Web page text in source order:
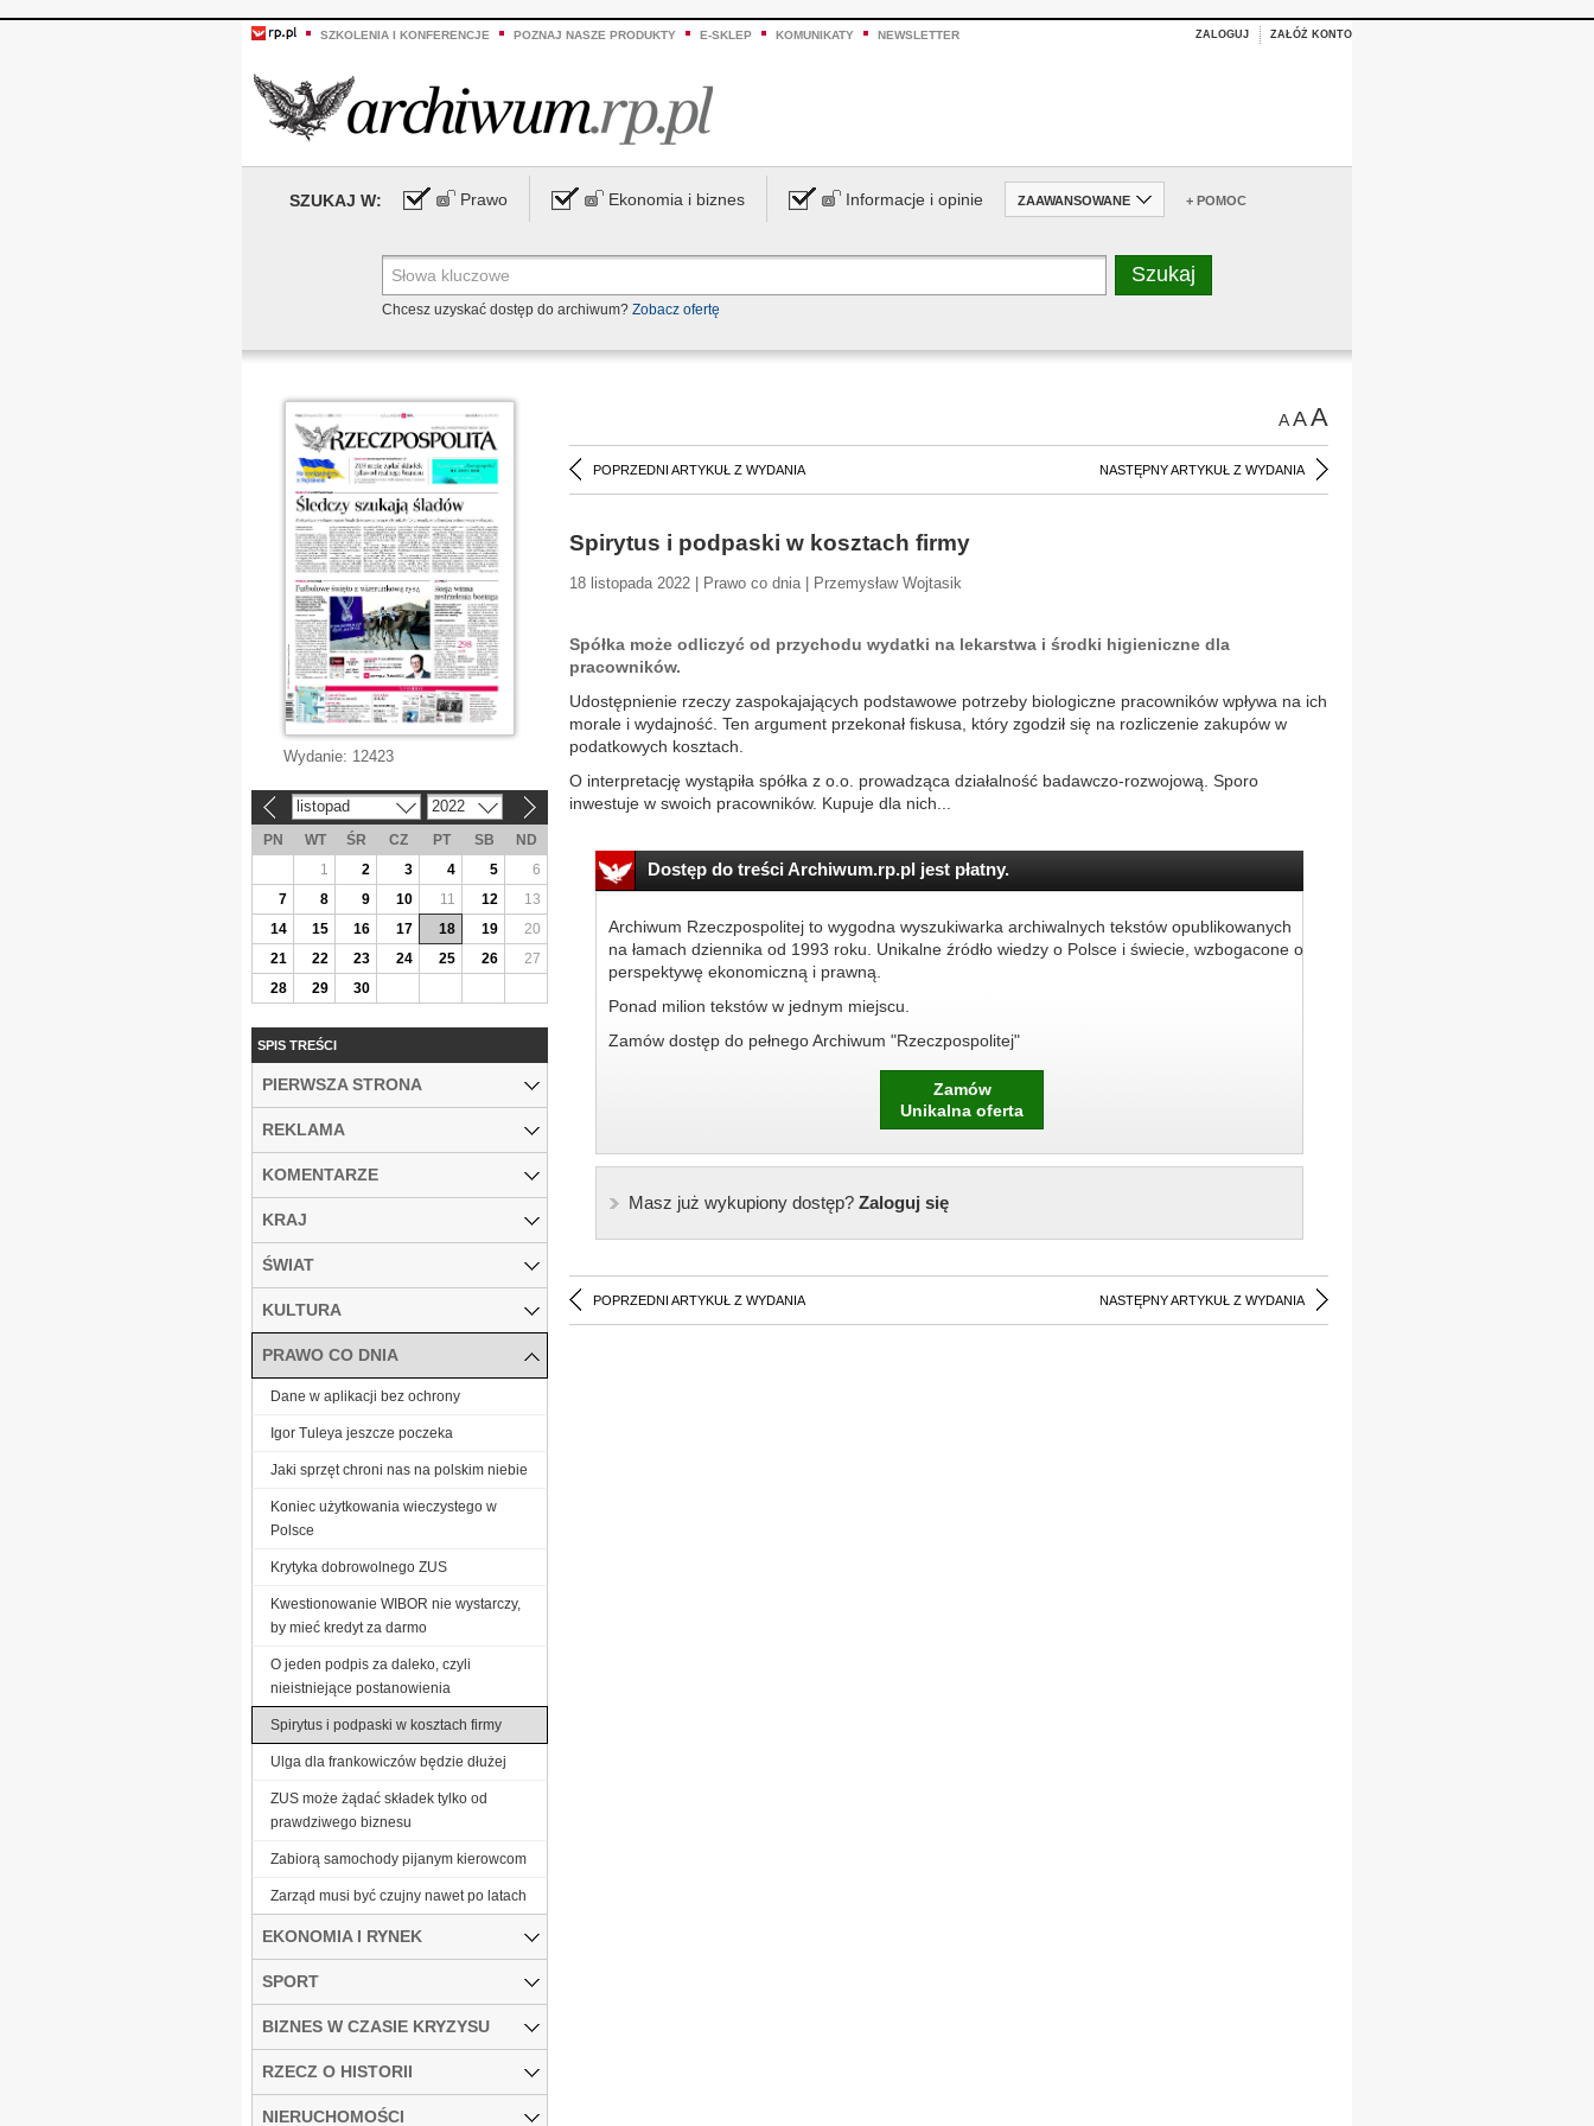
SZKOLENIA I KONFERENCJE POZNAJ NASZE PRODUKTY E-SKLEP KOMUNIKATY NEWSLETTER ZALOGUJ ZAŁÓŻ KONTO
SZUKAJ W: Prawo Ekonomia i biznes Informacje i opinie ZAAWANSOWANE + POMOC
Chcesz uzyskać dostęp do archiwum? Zobacz ofertę
AAA
POPRZEDNI ARTYKUŁ Z WYDANIA NASTĘPNY ARTYKUŁ Z WYDANIA
Spirytus i podpaski w kosztach firmy
18 listopada 2022 | Prawo co dnia | Przemysław Wojtasik
Spółka może odliczyć od przychodu wydatki na lekarstwa i środki higieniczne dla
pracowników.
Udostępnienie rzeczy zaspokajających podstawowe potrzeby biologiczne pracowników wpływa na ich
morale i wydajność. Ten argument przekonał fiskusa, który zgodził się na rozliczenie zakupów w
podatkowych kosztach.
O interpretację wystąpiła spółka z o.o. prowadząca działalność badawczo-rozwojową. Sporo
inwestuje w swoich pracowników. Kupuje dla nich...
Dostęp do treści Archiwum.rp.pl jest płatny.
Archiwum Rzeczpospolitej to wygodna wyszukiwarka archiwalnych tekstów opublikowanych
na łamach dziennika od 1993 roku. Unikalne źródło wiedzy o Polsce i świecie, wzbogacone o
perspektywę ekonomiczną i prawną.
Ponad milion tekstów w jednym miejscu.
Zamów dostęp do pełnego Archiwum "Rzeczpospolitej"
Zamów
Unikalna oferta
Masz już wykupiony dostęp?Zaloguj się
POPRZEDNI ARTYKUŁ Z WYDANIA NASTĘPNY ARTYKUŁ Z WYDANIA
Wydanie: 12423
listopad 2022
PN WT ŚR CZ PT SB
ND
1
2 3 4 5
6
7
8 9 10 11 12
13
14
15 16 17 18 19
20
21
22 23 24 25 26
27
28
29 30
SPIS TREŚCI
PIERWSZA STRONA
REKLAMA
KOMENTARZE
KRAJ
ŚWIAT
KULTURA
PRAWO CO DNIA
Dane w aplikacji bez ochrony
Igor Tuleya jeszcze poczeka
Jaki sprzęt chroni nas na polskim niebie
Koniec użytkowania wieczystego w
Polsce
Krytyka dobrowolnego ZUS
Kwestionowanie WIBOR nie wystarczy,
by mieć kredyt za darmo
O jeden podpis za daleko, czyli
nieistniejące postanowienia
Spirytus i podpaski w kosztach firmy
Ulga dla frankowiczów będzie dłużej
ZUS może żądać składek tylko od
prawdziwego biznesu
Zabiorą samochody pijanym kierowcom
Zarząd musi być czujny nawet po latach
EKONOMIA I RYNEK
SPORT
BIZNES W CZASIE KRYZYSU
RZECZ O HISTORII
NIERUCHOMOŚCI